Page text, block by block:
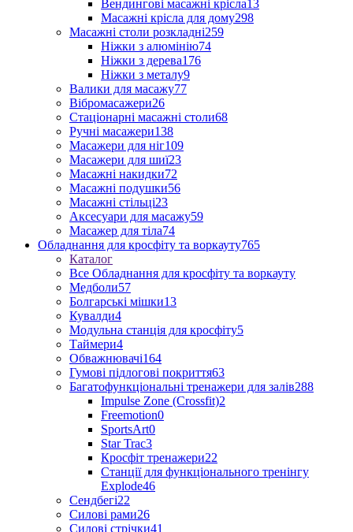
Вендингові масажні крісла13
Масажні крісла для дому298
Масажні столи розкладні259
Ніжки з алюмінію74
Ніжки з дерева176
Ніжки з металу9
Валики для масажу77
Вібромасажери26
Стаціонарні масажні столи68
Ручні масажери138
Масажери для ніг109
Масажери для шиї23
Масажні накидки72
Масажні подушки56
Масажні стільці23
Аксесуари для масажу59
Масажер для тіла74
Обладнання для кросфіту та воркауту765
Каталог
Все Обладнання для кросфіту та воркауту
Медболи57
Болгарські мішки13
Кувалди4
Модульна станція для кросфіту5
Таймери4
Обважнювачі164
Гумові підлогові покриття63
Багатофункціональні тренажери для залів288
Impulse Zone (Crossfit)2
Freemotion0
SportsArt0
Star Trac3
Кросфіт тренажери22
Станції для функціонального тренінгу
Explode46
Сендбегі22
Силові рами26
Силові стрічки41